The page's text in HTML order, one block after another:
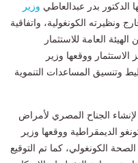
الدكتور بدر عبدالعاطي وزير
ونظيرته الكونغولية، واتفاقية
العامة للاستثمار
الاستثمار ووقعها وزير
وتنسيق المساعدات التنموية
الجناح المصري لأمراض
الديمقراطية ووقعها وزير
الكونغولي، كما تم التوقيع